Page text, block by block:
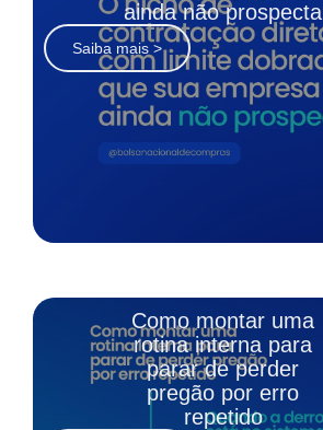
ainda não prospecta
Saiba mais >
Como montar uma
rotina interna para
parar de perder
pregão por erro
repetido